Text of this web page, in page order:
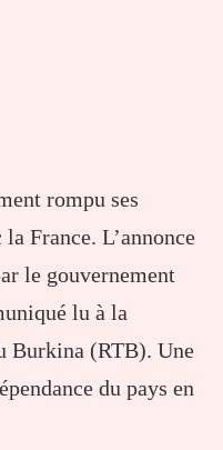
rompu ses
France. L’annonce
le gouvernement
lu à la
Burkina (RTB). Une
du pays en